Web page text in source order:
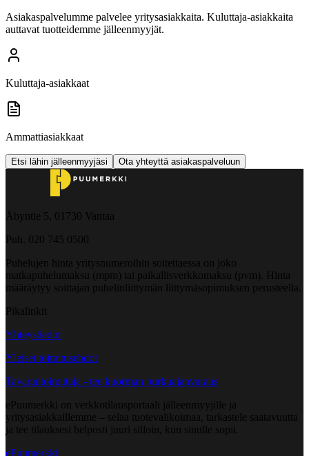
Asiakaspalvelumme palvelee yritysasiakkaita. Kuluttaja-asiakkaita
auttavat tuotteidemme jälleenmyyjät.
Kuluttaja-asiakkaat
Ammattiasiakkaat
Etsi lähin jälleenmyyjäsi Ota yhteyttä asiakaspalveluun
Åbyntie 5, 01730 Vantaa
Puh. 020 745 0500
Puhelujen hinta yritysnumeroihin soitettaessa on joko
matkapuhelumaksu (mpm) tai paikallisverkkomaksu (pvm). Hinta
määräytyy soittajan puhelinliittymän liittymäsopimuksen perusteella.
Pikalinkit
Yhteystiedot
Yleiset toimitusehdot
Tavarantoimittaja - tee kuorman purkuajanvaraus
ePuumerkki on verkkotilausportaali jälleenmyyjille ja
yritysasiakkaillemme – selaa tuotevalikoimaa, tarkastele saatavuutta
ja tee tilauksesi helposti juuri silloin, kun sinulle sopii.
ePuumerkki